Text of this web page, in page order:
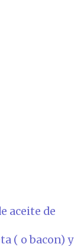
aceite de
( o bacon) y